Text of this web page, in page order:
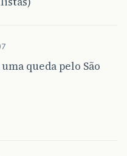
queda pelo São